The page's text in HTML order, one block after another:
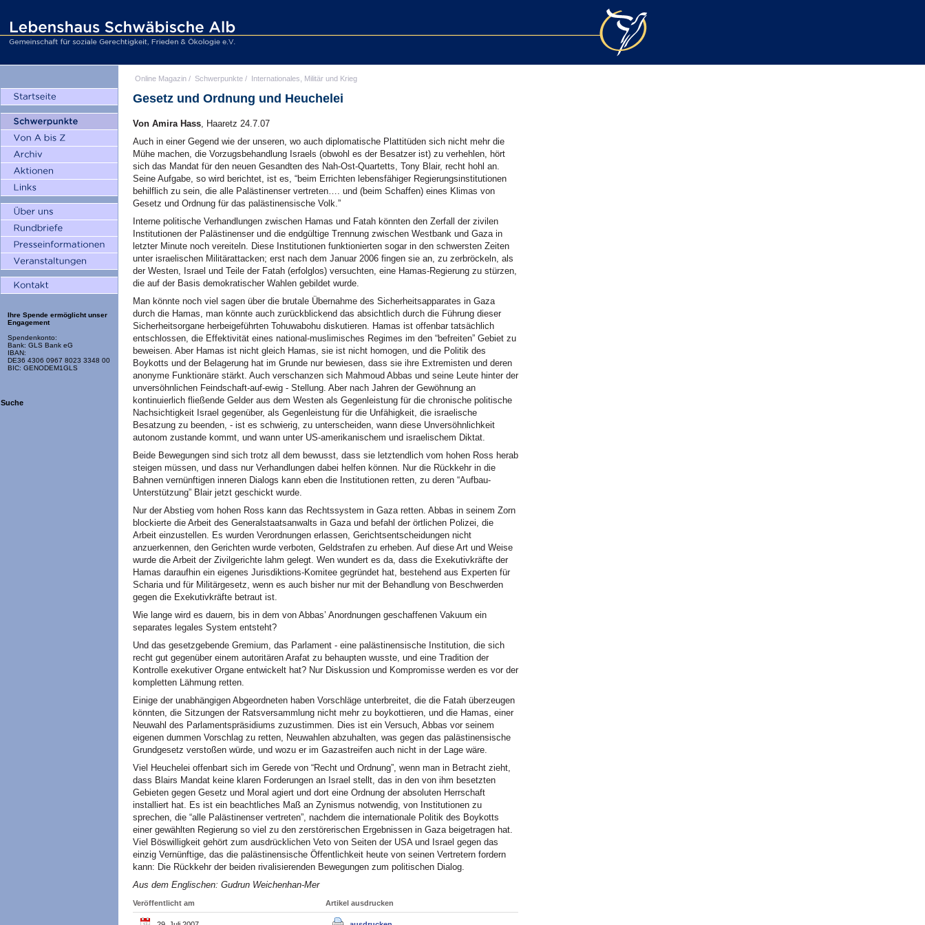
Ihre Spende ermöglicht unser
Engagement
Spendenkonto:
Bank: GLS Bank eG
IBAN:
DE36 4306 0967 8023 3348 00
BIC: GENODEM1GLS
Suche
Online Magazin / Schwerpunkte / Internationales, Militär und Krieg
Gesetz und Ordnung und Heuchelei
Von Amira Hass, Haaretz 24.7.07
Auch in einer Gegend wie der unseren, wo auch diplomatische Plattitüden sich nicht mehr die
Mühe machen, die Vorzugsbehandlung Israels (obwohl es der Besatzer ist) zu verhehlen, hört
sich das Mandat für den neuen Gesandten des Nah-Ost-Quartetts, Tony Blair, recht hohl an.
Seine Aufgabe, so wird berichtet, ist es, “beim Errichten lebensfähiger Regierungsinstitutionen
behilflich zu sein, die alle Palästinenser vertreten…. und (beim Schaffen) eines Klimas von
Gesetz und Ordnung für das palästinensische Volk.”
Interne politische Verhandlungen zwischen Hamas und Fatah könnten den Zerfall der zivilen
Institutionen der Palästinenser und die endgültige Trennung zwischen Westbank und Gaza in
letzter Minute noch vereiteln. Diese Institutionen funktionierten sogar in den schwersten Zeiten
unter israelischen Militärattacken; erst nach dem Januar 2006 fingen sie an, zu zerbröckeln, als
der Westen, Israel und Teile der Fatah (erfolglos) versuchten, eine Hamas-Regierung zu stürzen,
die auf der Basis demokratischer Wahlen gebildet wurde.
Man könnte noch viel sagen über die brutale Übernahme des Sicherheitsapparates in Gaza
durch die Hamas, man könnte auch zurückblickend das absichtlich durch die Führung dieser
Sicherheitsorgane herbeigeführten Tohuwabohu diskutieren. Hamas ist offenbar tatsächlich
entschlossen, die Effektivität eines national-muslimisches Regimes im den “befreiten” Gebiet zu
beweisen. Aber Hamas ist nicht gleich Hamas, sie ist nicht homogen, und die Politik des
Boykotts und der Belagerung hat im Grunde nur bewiesen, dass sie ihre Extremisten und deren
anonyme Funktionäre stärkt. Auch verschanzen sich Mahmoud Abbas und seine Leute hinter der
unversöhnlichen Feindschaft-auf-ewig - Stellung. Aber nach Jahren der Gewöhnung an
kontinuierlich fließende Gelder aus dem Westen als Gegenleistung für die chronische politische
Nachsichtigkeit Israel gegenüber, als Gegenleistung für die Unfähigkeit, die israelische
Besatzung zu beenden, - ist es schwierig, zu unterscheiden, wann diese Unversöhnlichkeit
autonom zustande kommt, und wann unter US-amerikanischem und israelischem Diktat.
Beide Bewegungen sind sich trotz all dem bewusst, dass sie letztendlich vom hohen Ross herab
steigen müssen, und dass nur Verhandlungen dabei helfen können. Nur die Rückkehr in die
Bahnen vernünftigen inneren Dialogs kann eben die Institutionen retten, zu deren “Aufbau-
Unterstützung” Blair jetzt geschickt wurde.
Nur der Abstieg vom hohen Ross kann das Rechtssystem in Gaza retten. Abbas in seinem Zorn
blockierte die Arbeit des Generalstaatsanwalts in Gaza und befahl der örtlichen Polizei, die
Arbeit einzustellen. Es wurden Verordnungen erlassen, Gerichtsentscheidungen nicht
anzuerkennen, den Gerichten wurde verboten, Geldstrafen zu erheben. Auf diese Art und Weise
wurde die Arbeit der Zivilgerichte lahm gelegt. Wen wundert es da, dass die Exekutivkräfte der
Hamas daraufhin ein eigenes Jurisdiktions-Komitee gegründet hat, bestehend aus Experten für
Scharia und für Militärgesetz, wenn es auch bisher nur mit der Behandlung von Beschwerden
gegen die Exekutivkräfte betraut ist.
Wie lange wird es dauern, bis in dem von Abbas’ Anordnungen geschaffenen Vakuum ein
separates legales System entsteht?
Und das gesetzgebende Gremium, das Parlament - eine palästinensische Institution, die sich
recht gut gegenüber einem autoritären Arafat zu behaupten wusste, und eine Tradition der
Kontrolle exekutiver Organe entwickelt hat? Nur Diskussion und Kompromisse werden es vor der
kompletten Lähmung retten.
Einige der unabhängigen Abgeordneten haben Vorschläge unterbreitet, die die Fatah überzeugen
könnten, die Sitzungen der Ratsversammlung nicht mehr zu boykottieren, und die Hamas, einer
Neuwahl des Parlamentspräsidiums zuzustimmen. Dies ist ein Versuch, Abbas vor seinem
eigenen dummen Vorschlag zu retten, Neuwahlen abzuhalten, was gegen das palästinensische
Grundgesetz verstoßen würde, und wozu er im Gazastreifen auch nicht in der Lage wäre.
Viel Heuchelei offenbart sich im Gerede von “Recht und Ordnung”, wenn man in Betracht zieht,
dass Blairs Mandat keine klaren Forderungen an Israel stellt, das in den von ihm besetzten
Gebieten gegen Gesetz und Moral agiert und dort eine Ordnung der absoluten Herrschaft
installiert hat. Es ist ein beachtliches Maß an Zynismus notwendig, von Institutionen zu
sprechen, die “alle Palästinenser vertreten”, nachdem die internationale Politik des Boykotts
einer gewählten Regierung so viel zu den zerstörerischen Ergebnissen in Gaza beigetragen hat.
Viel Böswilligkeit gehört zum ausdrücklichen Veto von Seiten der USA und Israel gegen das
einzig Vernünftige, das die palästinensische Öffentlichkeit heute von seinen Vertretern fordern
kann: Die Rückkehr der beiden rivalisierenden Bewegungen zum politischen Dialog.
Aus dem Englischen: Gudrun Weichenhan-Mer
Veröffentlicht am Artikel ausdrucken